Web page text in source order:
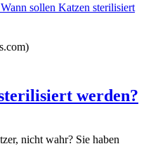
werden?
nicht wahr? Sie haben